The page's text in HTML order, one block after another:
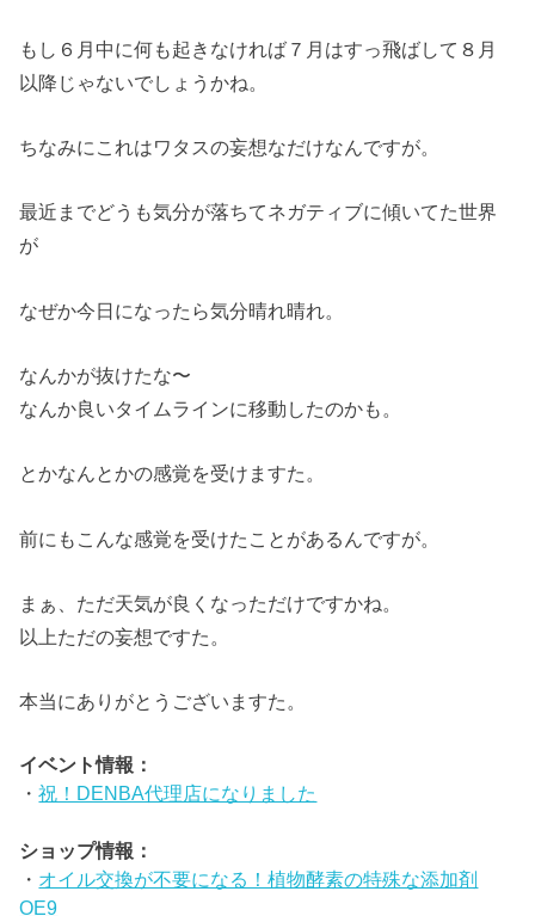
もし６月中に何も起きなければ７月はすっ飛ばして８月
以降じゃないでしょうかね。
ちなみにこれはワタスの妄想なだけなんですが。
最近までどうも気分が落ちてネガティブに傾いてた世界
が
なぜか今日になったら気分晴れ晴れ。
なんかが抜けたな〜
なんか良いタイムラインに移動したのかも。
とかなんとかの感覚を受けますた。
前にもこんな感覚を受けたことがあるんですが。
まぁ、ただ天気が良くなっただけですかね。
以上ただの妄想ですた。
本当にありがとうございますた。
イベント情報：
・祝！DENBA代理店になりました
ショップ情報：
・ オイル交換が不要になる！植物酵素の特殊な添加剤
OE9